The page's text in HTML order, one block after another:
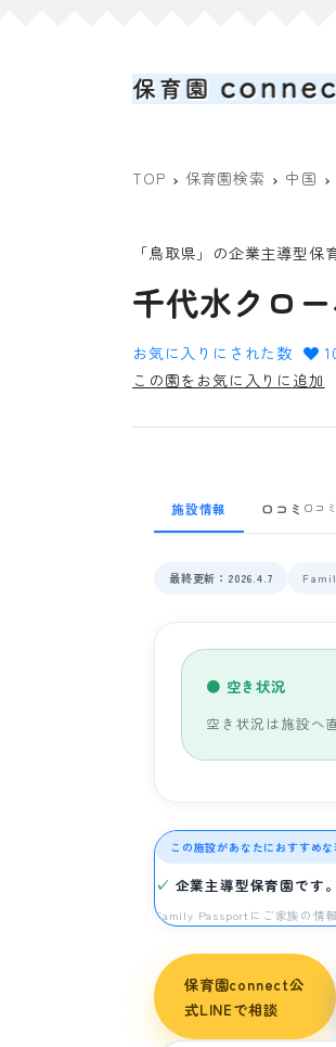
TOP 保育園検索 中国
「鳥取県」の企業主導型保
千代水クロ
お気に入りにされた数
この園をお気に入りに追加
施設情報 口コミ 口コ
最終更新：2026.4.7
● 空き状況
空き状況は施設へ
この施設があなたにおすすめな
企業主導型保育園です
Family Passportにご家族の情
保育園connect公
式LINEで相談